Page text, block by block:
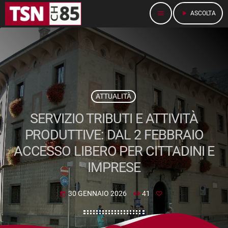
menu play_arrow ASCOLTA
ATTUALITÀ
SERVIZIO TRIBUTI E ATTIVITÀ
PRODUTTIVE: DAL 2 FEBBRAIO
ACCESSO LIBERO PER CITTADINI E
IMPRESE
today 30 GENNAIO 2026 41